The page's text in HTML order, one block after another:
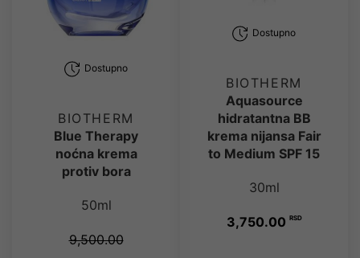
Dostupno
BIOTHERM
Blue Therapy
noćna krema
protiv bora
50ml
9,500.00
Dostupno
BIOTHERM
Aquasource
hidratantna BB
krema nijansa Fair
to Medium SPF 15
30ml
3,750.00 RSD